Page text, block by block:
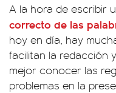
A la hora de escribir
correcto de las
hoy en día, hay
facilitan la redacción
mejor conocer las
problemas en la